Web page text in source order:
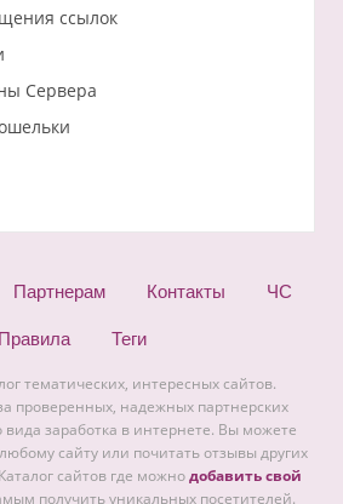
ссылок
Сервера
Партнерам Контакты ЧС
Правила Теги
тематических, интересных сайтов.
проверенных, надежных партнерских
заработка в интернете. Вы можете
сайту или почитать отзывы других
сайтов где можнодобавить свой
получить уникальных посетителей.